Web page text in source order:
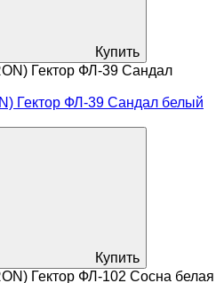
Купить
Гектор ФЛ-39 Сандал белый
Купить